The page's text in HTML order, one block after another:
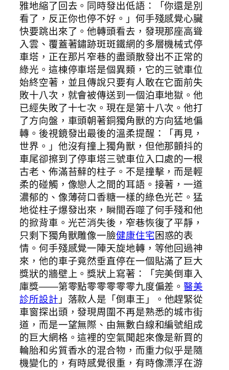
雅地縮了回去。同時發出低語：「你還是別
看了，反正你也停不好。」何手殘感覺心臟
快要跳出來了。他轉頭看去，發現那座高聳
入雲、覆蓋著鏽跡斑斑鐵網的多層機械式停
車塔，正在那片窄巷的盡頭散發出不正常的
綠光。這棟停車塔是個異類，它的三號車位
始終空著，並且傳說只要有人敢在它面前失
敗十八次，就會被傳送到一個泊車地獄。他
已經失敗了十七次。現在是第十八次。他打
了方向盤，車頭朝著銅獨角獸的方向猛地偏
轉。後視鏡發出最後的溫柔提醒：「再見，
世界。」他沒有撞上獨角獸，但他那顫抖的
車尾卻擦到了停車塔三號車位入口處的一根
古老、佈滿苔蘚的柱子。不是撞擊，而是輕
柔的碰觸，像戀人之間的耳語。接著，一道
濃郁的、像薄荷口香糖一樣的綠色光芒。猛
地從柱子爆發出來，瞬間吞噬了何手殘和他
的掀背車。光芒消失後，窄巷恢復了平靜，
只剩下獨角獸雕像一臉健康住宅困惑的表
情。何手殘感覺一陣天旋地轉，等他回過神
來，他的車子竟然垂直停在一個貼滿了巨大
獎狀的牆壁上。獎狀上寫著：「完美倒車入
庫獎——第零點零零零零零九度偏差。醫美
診所設計 」落款人是「倒車王」。他趕緊從
車窗探出頭，發現周圍不再是熟悉的城市街
道，而是一望無際、由無數白線和編號組成
的巨大網格。這裡的空氣聞起來像是新買的
輪胎和劣質香水的混合物，而重力似乎是隨
機變化的，有時感覺很重，有時像漂浮在游